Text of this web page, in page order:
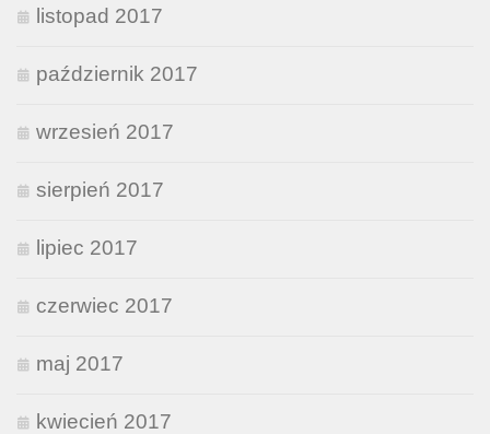
listopad 2017
październik 2017
wrzesień 2017
sierpień 2017
lipiec 2017
czerwiec 2017
maj 2017
kwiecień 2017